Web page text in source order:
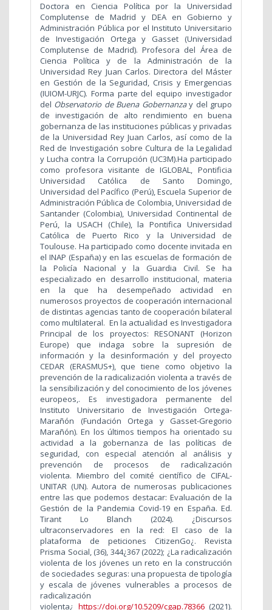
Doctora en Ciencia Política por la Universidad
Complutense de Madrid y DEA en Gobierno y
Administración Pública por el Instituto Universitario
de Investigación Ortega y Gasset (Universidad
Complutense de Madrid). Profesora del Área de
Ciencia Política y de la Administración de la
Universidad Rey Juan Carlos. Directora del Máster
en Gestión de la Seguridad, Crisis y Emergencias
(IUIOM-URJC). Forma parte del equipo investigador
del Observatorio de Buena Gobernanzay del grupo
de investigación de alto rendimiento en buena
gobernanza de las instituciones públicas y privadas
de la Universidad Rey Juan Carlos, así como de la
Red de Investigación sobre Cultura de la Legalidad
y Lucha contra la Corrupción (UC3M).Ha participado
como profesora visitante de IGLOBAL, Pontificia
Universidad Católica de Santo Domingo,
Universidad del Pacífico (Perú), Escuela Superior de
Administración Pública de Colombia, Universidad de
Santander (Colombia), Universidad Continental de
Perú, la USACH (Chile), la Pontifica Universidad
Católica de Puerto Rico y la Universidad de
Toulouse. Ha participado como docente invitada en
el INAP (España) y en las escuelas de formación de
la Policía Nacional y la Guardia Civil. Se ha
especializado en desarrollo institucional, materia
en la que ha desempeñado actividad en
numerosos proyectos de cooperación internacional
de distintas agencias tanto de cooperación bilateral
como multilateral. En la actualidad es Investigadora
Principal de los proyectos: RESONANT (Horizon
Europe) que indaga sobre la supresión de
información y la desinformación y del proyecto
CEDAR (ERASMUS+), que tiene como objetivo la
prevención de la radicalización violenta a través de
la sensibilización y del conocimiento de los jóvenes
europeos,. Es investigadora permanente del
Instituto Universitario de Investigación Ortega-
Marañón (Fundación Ortega y Gasset-Gregorio
Marañón). En los últimos tiempos ha orientado su
actividad a la gobernanza de las políticas de
seguridad, con especial atención al análisis y
prevención de procesos de radicalización
violenta. Miembro del comité científico de CIFAL-
UNITAR (UN). Autora de numerosas publicaciones
entre las que podemos destacar: Evaluación de la
Gestión de la Pandemia Covid-19 en España. Ed.
Tirant Lo Blanch (2024). ¿Discursos
ultraconservadores en la red: El caso de la
plataforma de peticiones CitizenGo¿. Revista
Prisma Social, (36), 344¿367 (2022); ¿La radicalización
violenta de los jóvenes un reto en la construcción
de sociedades seguras: una propuesta de tipología
y escala de jóvenes vulnerables a procesos de
radicalización
violenta¿ https://doi.org/10.5209/cgap.78366(2021).